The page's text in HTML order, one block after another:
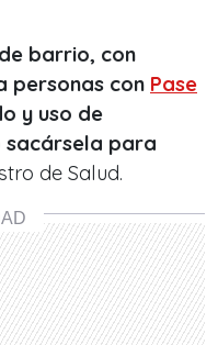
barrio, con
personas con Pase
y uso de
sacársela para
de Salud.